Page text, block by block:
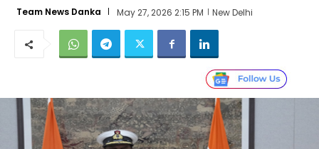
Team News Danka May 27, 2026 2:15 PM New Delhi